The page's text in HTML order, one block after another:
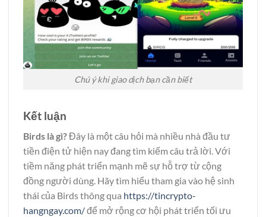
Chú ý khi giao dịch bạn cần biết
Kết luận
Birds là gì?Đây là một câu hỏi mà nhiều nhà đầu tư
tiền điện tử hiện nay đang tìm kiếm câu trả lời. Với
tiềm năng phát triển mạnh mẽ sự hỗ trợ từ cộng
đồng người dùng. Hãy tìm hiểu tham gia vào hệ sinh
thái của Birds thông qua https://tincrypto-
hangngay.com/để mở rộng cơ hội phát triển tối ưu